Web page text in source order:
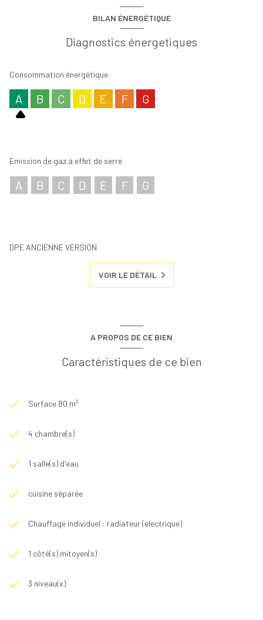
BILAN ÉNERGÉTIQUE
Diagnostics énergetiques
Consommation énergétique
A B C D E F G
Emission de gaz à effet de serre
A B C D E F G
DPE ANCIENNE VERSION
VOIR LE DÉTAIL
A PROPOS DE CE BIEN
Caractéristiques de ce bien
Surface 80 m²
4 chambre(s)
1 salle(s) d'eau
cuisine séparée
Chauffage individuel : radiateur (electrique)
1 côté(s) mitoyen(s)
3 niveau(x)